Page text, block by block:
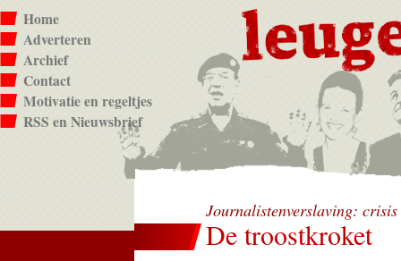
Home
Adverteren
Archief
Contact
Motivatie en regeltjes
RSS en Nieuwsbrief
Journalistenverslaving:
De troostkroket